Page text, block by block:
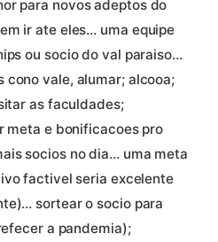
para novos adeptos do
ir ate eles… uma equipe
ou socio do val paraiso…
cono vale, alumar; alcooa;
as faculdades;
meta e bonificacoes pro
socios no dia… uma meta
factivel seria excelente
sortear o socio para
a pandemia);